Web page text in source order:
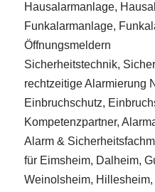
Hausalarmanlage,
Funkalarmanlage,
Öffnungsmeldern
Sicherheitstechnik,
rechtzeitige Alarmierung
Einbruchschutz,
Kompetenzpartner,
Alarm &
für Eimsheim, Dalheim,
Weinolsheim,